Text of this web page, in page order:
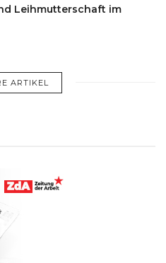
Leihmutterschaft im
ARTIKEL